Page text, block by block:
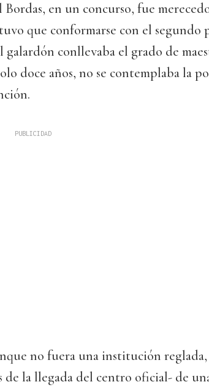
en un concurso, fue
que conformarse con el segundo
galardón conllevaba el grado de
doce años, no se contemplaba la
no fuera una institución
de la llegada del centro oficial- de